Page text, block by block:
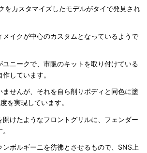
をカスタマイズしたモデルがタイで発見され
イクが中心のカスタムとなっているようで
ニークで、市販のキットを取り付けている
しています。
せんが、それを自ら削りボディと同色に塗
を実現しています。
けたようなフロントグリルに、フェンダー
ボルギーニを彷彿とさせるもので、SNS上